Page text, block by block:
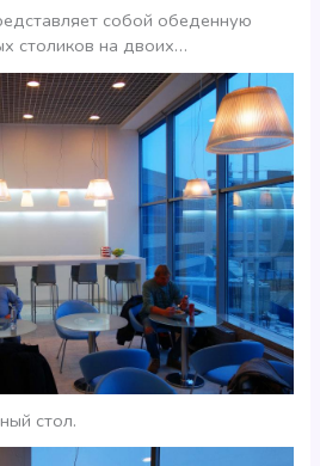
собой обеденную
столиков на двоих…
стол.